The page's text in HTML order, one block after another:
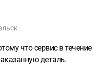
что сервис в течение
деталь.